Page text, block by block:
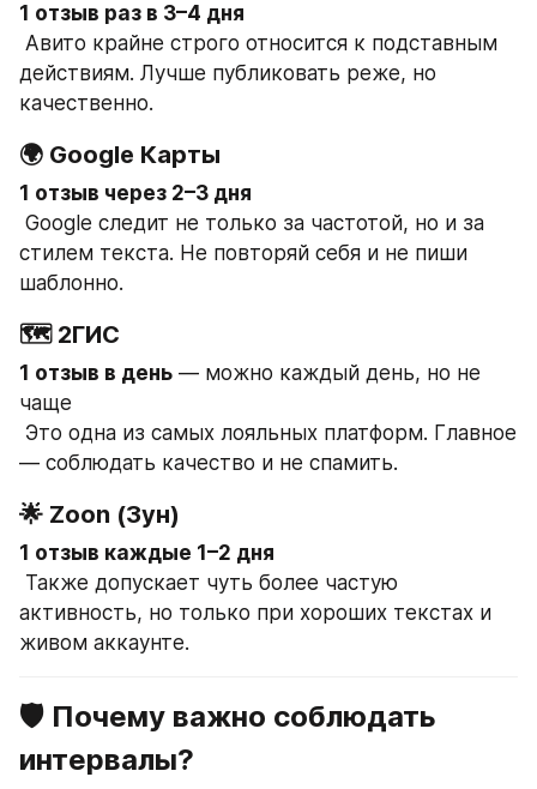
1 отзыв раз в 3–4 дня
действиям. Лучше публиковать реже, но
качественно.
🌍 Google Карты
1 отзыв через 2–3 дня
стилем текста. Не повторяй себя и не пиши
шаблонно.
🗺 2ГИС
1 отзыв в день — можно каждый день, но не
чаще
— соблюдать качество и не спамить.
🌟 Zoon (Зун)
1 отзыв каждые 1–2 дня
активность, но только при хороших текстах и
живом аккаунте.
🛡 Почему важно соблюдать
интервалы?